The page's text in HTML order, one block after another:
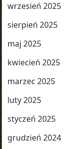
wrzesień 2025
sierpień 2025
maj 2025
kwiecień 2025
marzec 2025
luty 2025
styczeń 2025
grudzień 2024